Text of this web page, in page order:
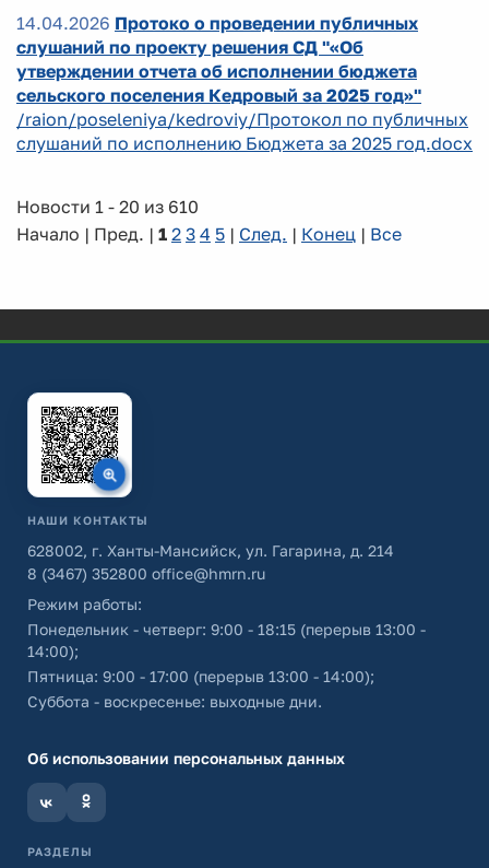
14.04.2026 Протоко о проведении публичных
слушаний по проекту решения СД "«Об
утверждении отчета об исполнении бюджета
сельского поселения Кедровый за 2025 год»"
/raion/poseleniya/kedroviy/Протокол по публичных
слушаний по исполнению Бюджета за 2025 год.docx
Новости 1 - 20 из 610
Начало | Пред. | 1 2 3 4 5 | След. | Конец | Все
НАШИ КОНТАКТЫ
628002, г. Ханты-Мансийск, ул. Гагарина, д. 214
8 (3467) 352800 office@hmrn.ru
Режим работы:
Понедельник - четверг: 9:00 - 18:15 (перерыв 13:00 -
14:00);
Пятница: 9:00 - 17:00 (перерыв 13:00 - 14:00);
Суббота - воскресенье: выходные дни.
Об использовании персональных данных
РАЗДЕЛЫ